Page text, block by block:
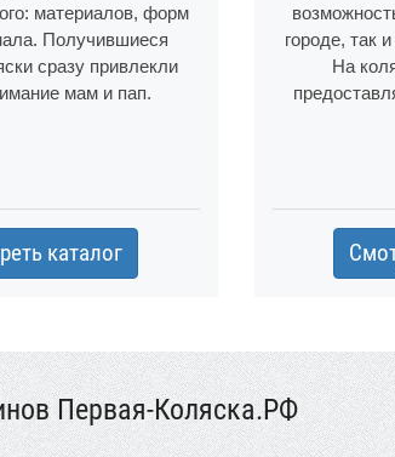
материалов, форм
Получившиеся
сразу привлекли
мам и пап.
каталог
городе, так
На
Первая-Коляска.РФ